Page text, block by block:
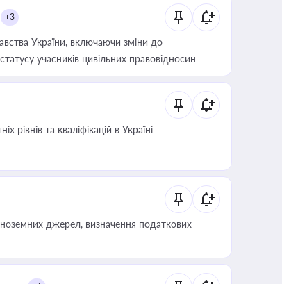
+3
України, включаючи зміни до
учасників цивільних правовідносин
та кваліфікацій в Україні
джерел, визначення податкових